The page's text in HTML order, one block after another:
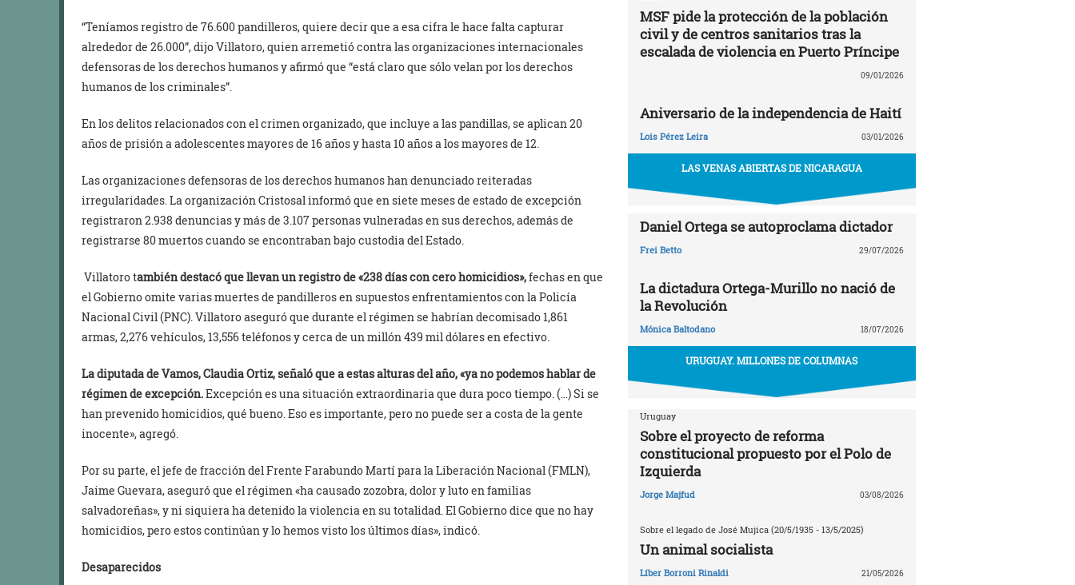
“Teníamos registro de 76.600 pandilleros, quiere decir que a esa cifra le hace falta capturar
alrededor de 26.000”, dijo Villatoro, quien arremetió contra las organizaciones internacionales
defensoras de los derechos humanos y afirmó que “está claro que sólo velan por los derechos
humanos de los criminales”.
En los delitos relacionados con el crimen organizado, que incluye a las pandillas, se aplican 20
años de prisión a adolescentes mayores de 16 años y hasta 10 años a los mayores de 12.
Las organizaciones defensoras de los derechos humanos han denunciado reiteradas
irregularidades. La organización Cristosal informó que en siete meses de estado de excepción
registraron 2.938 denuncias y más de 3.107 personas vulneradas en sus derechos, además de
registrarse 80 muertos cuando se encontraban bajo custodia del Estado.
Villatoro también destacó que llevan un registro de «238 días con cero homicidios»,fechas en que
el Gobierno omite varias muertes de pandilleros en supuestos enfrentamientos con la Policía
Nacional Civil (PNC). Villatoro aseguró que durante el régimen se habrían decomisado 1,861
armas, 2,276 vehículos, 13,556 teléfonos y cerca de un millón 439 mil dólares en efectivo.
La diputada de Vamos, Claudia Ortiz, señaló que a estas alturas del año, «ya no podemos hablar de
régimen de excepción.Excepción es una situación extraordinaria que dura poco tiempo. (…) Si se
han prevenido homicidios, qué bueno. Eso es importante, pero no puede ser a costa de la gente
inocente», agregó.
Por su parte, el jefe de fracción del Frente Farabundo Martí para la Liberación Nacional (FMLN),
Jaime Guevara, aseguró que el régimen «ha causado zozobra, dolor y luto en familias
salvadoreñas», y ni siquiera ha detenido la violencia en su totalidad. El Gobierno dice que no hay
homicidios, pero estos continúan y lo hemos visto los últimos días», indicó.
Desaparecidos
MSF pide la protección de la población
civil y de centros sanitarios tras la
escalada de violencia en Puerto Príncipe
09/01/2026
Aniversario de la independencia de Haití
Lois Pérez Leira 03/01/2026
LAS VENAS ABIERTAS DE NICARAGUA
Daniel Ortega se autoproclama dictador
Frei Betto 29/07/2026
La dictadura Ortega-Murillo no nació de
la Revolución
Mónica Baltodano 18/07/2026
URUGUAY. MILLONES DE COLUMNAS
Uruguay
Sobre el proyecto de reforma
constitucional propuesto por el Polo de
Izquierda
Jorge Majfud 03/08/2026
Sobre el legado de José Mujica (20/5/1935 - 13/5/2025)
Un animal socialista
Líber Borroni Rinaldi 21/05/2026